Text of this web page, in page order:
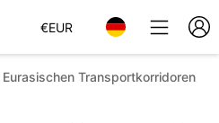
€EUR
Transportkorridoren